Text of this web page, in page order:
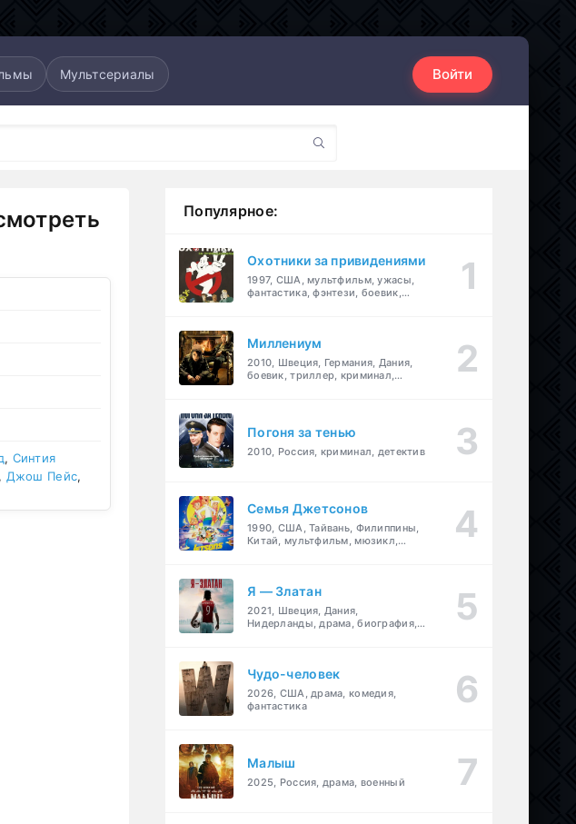
Мультсериалы Войти
, Синтия
, Джош Пейс,
Популярное:
Охотники за привидениями
1997, США, мультфильм, ужасы,
фантастика, фэнтези, боевик,
Миллениум
2010, Швеция, Германия, Дания,
боевик, триллер, криминал,
Погоня за тенью
2010, Россия, криминал, детектив
Семья Джетсонов
1990, США, Тайвань, Филиппины,
Китай, мультфильм, мюзикл,
Я — Златан
2021, Швеция, Дания,
Нидерланды, драма, биография,
Чудо-человек
2026, США, драма, комедия,
фантастика
Малыш
2025, Россия, драма, военный